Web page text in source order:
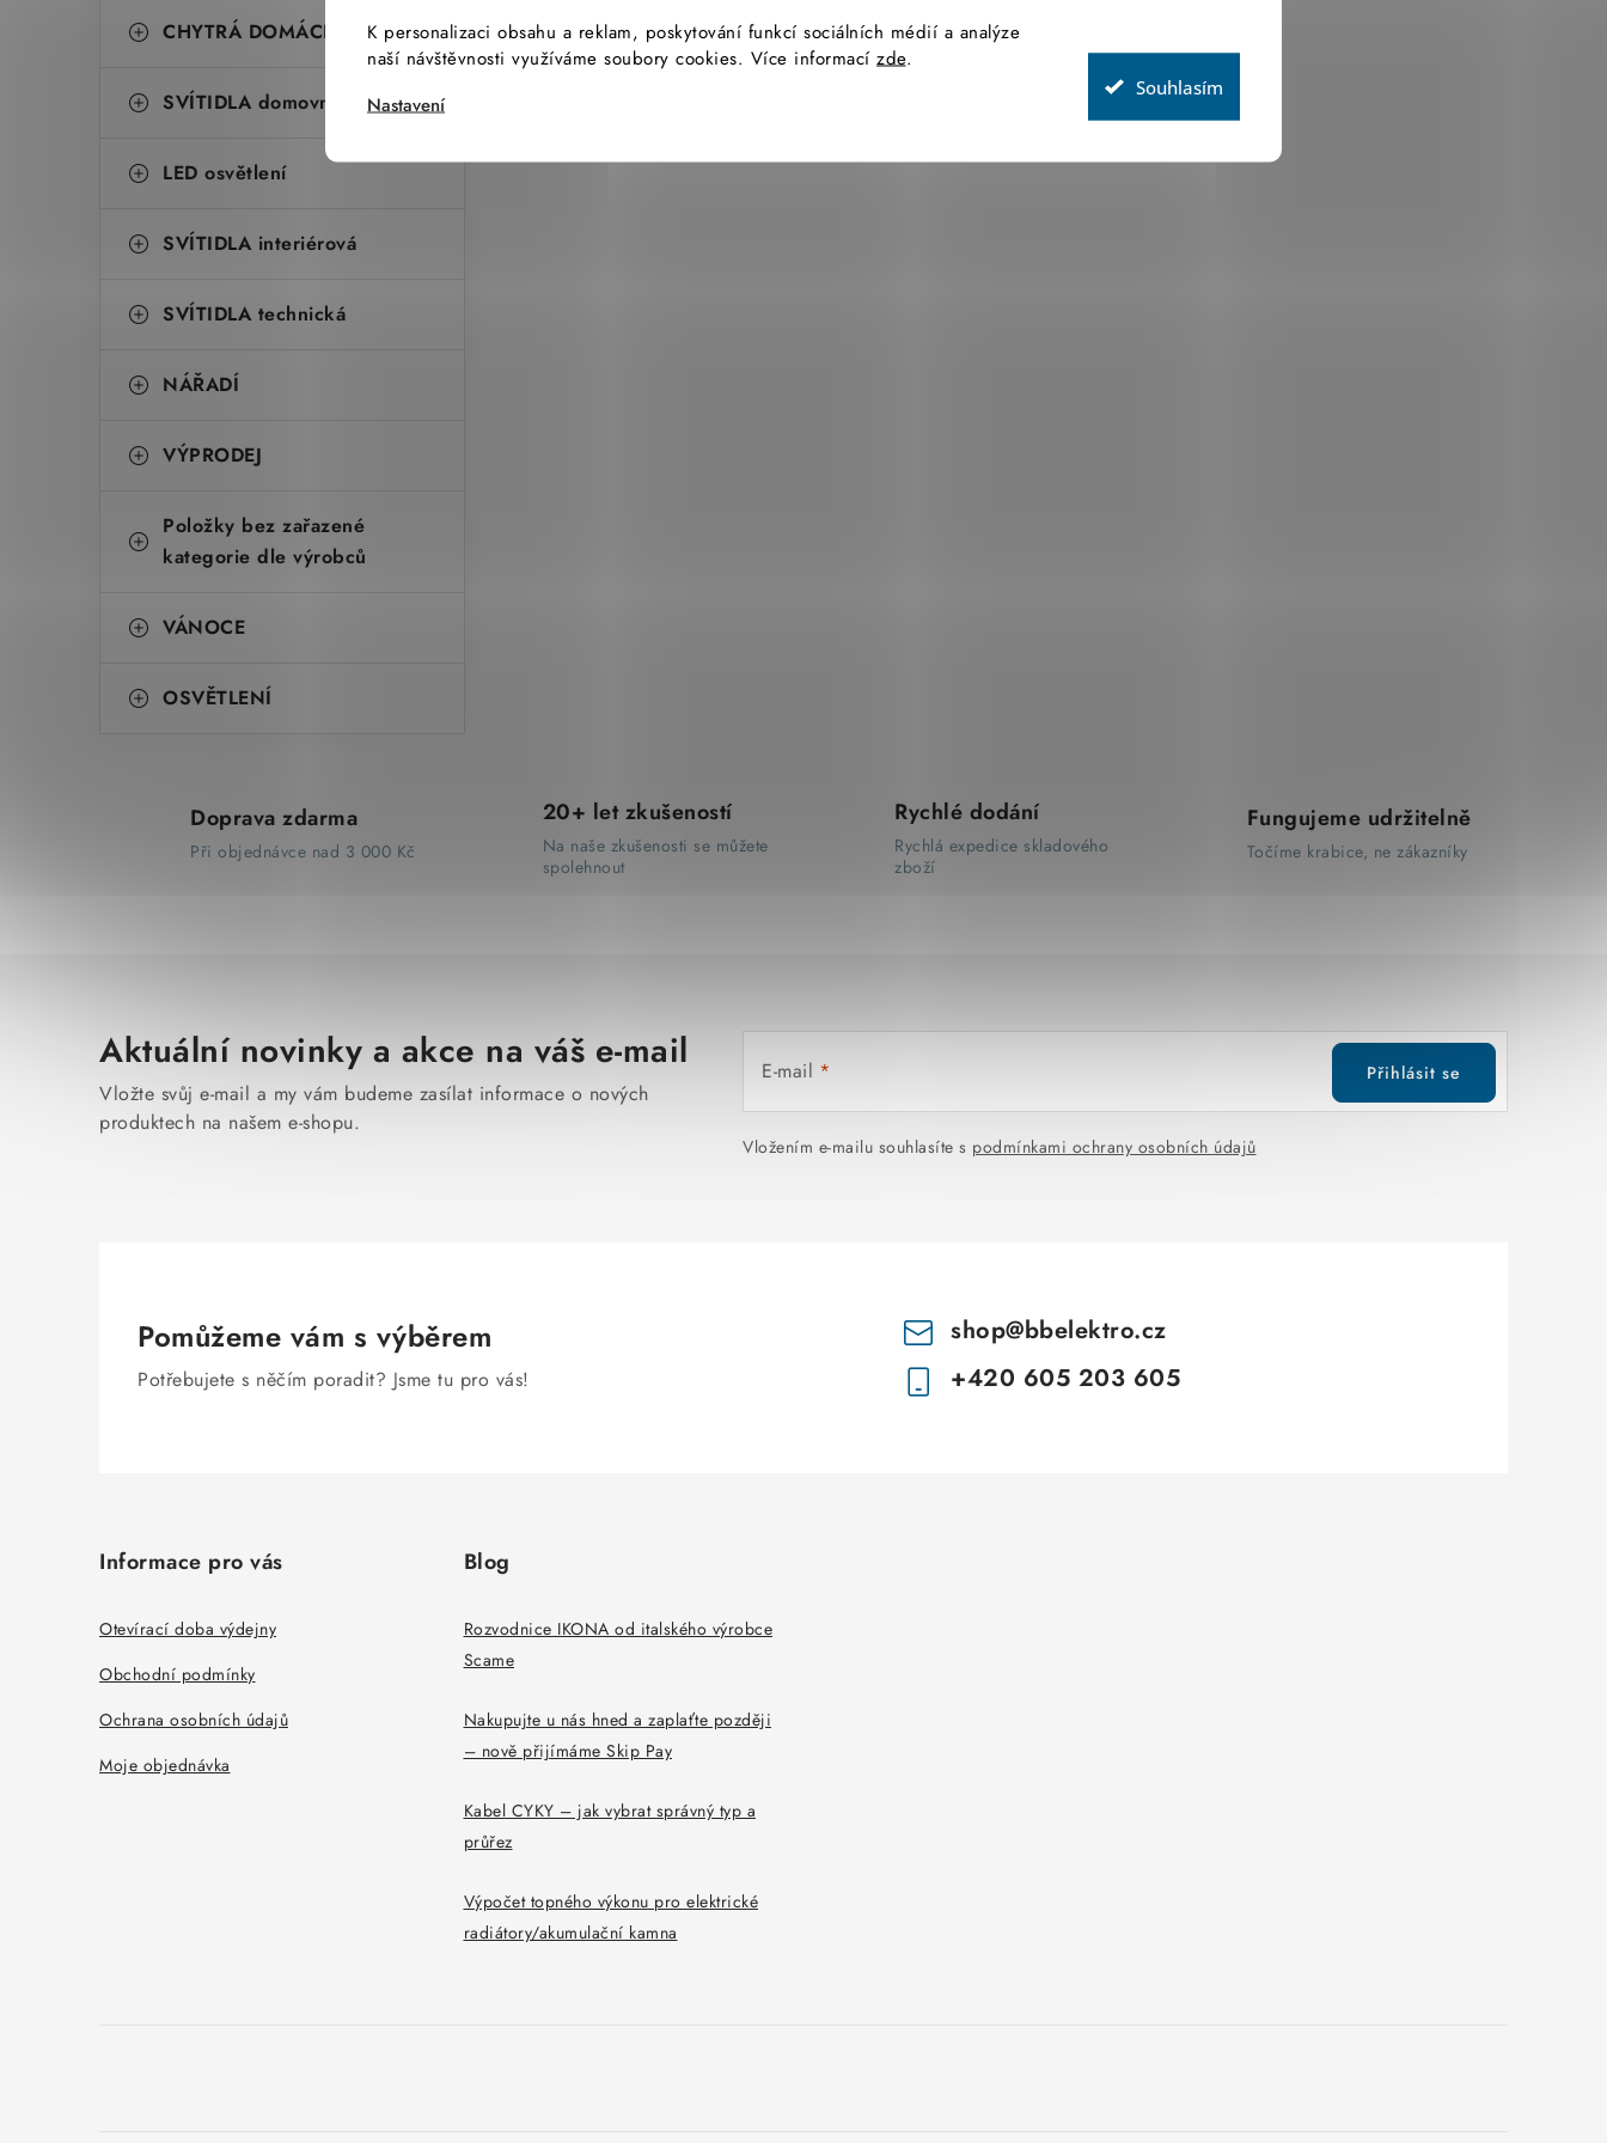
K personalizaci obsahu a reklam, poskytování funkcí sociálních médií a analýze
naší návštěvnosti využíváme soubory cookies. Více informací zde.
Nastavení
Souhlasím
CHYTRÁ DOMÁCNOST
SVÍTIDLA domovní
LED osvětlení
SVÍTIDLA interiérová
SVÍTIDLA technická
NÁŘADÍ
VÝPRODEJ
Položky bez zařazené
kategorie dle výrobců
VÁNOCE
OSVĚTLENÍ
v
ý
i
Doprava zdarma
Při objednávce nad 3 000 Kč
20+ let zkušeností
Na naše zkušenosti se můžete
spolehnout
Rychlé dodání
Rychlá expedice skladového
zboží
Fungujeme udržitelně
Točíme krabice, ne zákazníky
Aktuální novinky a akce na váš e-mail
Vložte svůj e-mail a my vám budeme zasílat informace o nových
produktech na našem e-shopu.
E-mail
Vložením e-mailu souhlasíte s podmínkami ochrany osobních údajů
Přihlásit se
Pomůžeme vám s výběrem
Potřebujete s něčím poradit? Jsme tu pro vás!
shop@bbelektro.cz
+420 605 203 605
Informace pro vás
Otevírací doba výdejny
Obchodní podmínky
Ochrana osobních údajů
Moje objednávka
Blog
Rozvodnice IKONA od italského výrobce
Scame
Nakupujte u nás hned a zaplaťte později
– nově přijímáme Skip Pay
Kabel CYKY – jak vybrat správný typ a
průřez
Výpočet topného výkonu pro elektrické
radiátory/akumulační kamna